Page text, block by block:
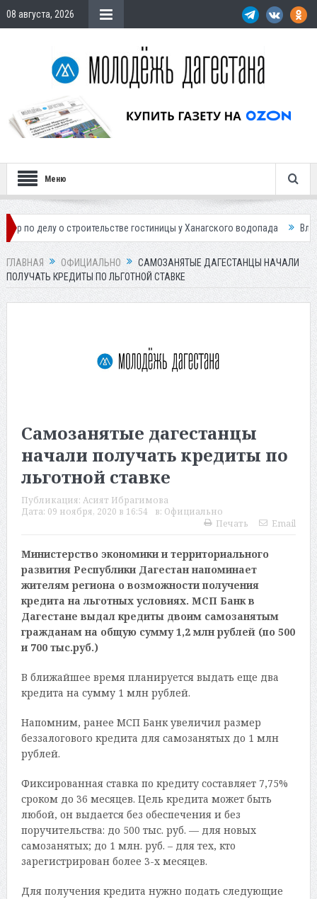
08 августа, 2026
Меню
о строительстве гостиницы у Ханагского водопада Власти
ГЛАВНАЯ ОФИЦИАЛЬНО
САМОЗАНЯТЫЕ ДАГЕСТАНЦЫ НАЧАЛИ
ПОЛУЧАТЬ КРЕДИТЫ ПО ЛЬГОТНОЙ СТАВКЕ
Самозанятые дагестанцы
начали получать кредиты по
льготной ставке
Публикация: Асият Ибрагимова
Дата: 09 ноября, 2020 в 16:54 в: Официально
Печать
Email
Министерство экономики и территориального
развития Республики Дагестан напоминает
жителям региона о возможности получения
кредита на льготных условиях. МСП Банк в
Дагестане выдал кредиты двоим самозанятым
гражданам на общую сумму 1,2 млн рублей (по 500
и 700 тыс.руб.)
В ближайшее время планируется выдать еще два
кредита на сумму 1 млн рублей.
Напомним, ранее МСП Банк увеличил размер
беззалогового кредита для самозанятых до 1 млн
рублей.
Фиксированная ставка по кредиту составляет 7,75%
сроком до 36 месяцев. Цель кредита может быть
любой, он выдается без обеспечения и без
поручительства: до 500 тыс. руб. — для новых
самозанятых; до 1 млн. руб. – для тех, кто
зарегистрирован более 3-х месяцев.
Для получения кредита нужно подать следующие